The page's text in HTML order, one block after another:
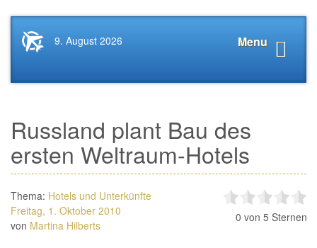
Startseite
News.Tourismus.com
Menu
9. August 2026
Russland plant Bau des
ersten Weltraum-Hotels
Thema: Hotels und Unterkünfte
Freitag, 1. Oktober 2010
von Martina Hilberts
0 von 5 Sternen